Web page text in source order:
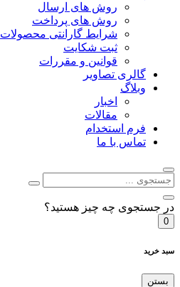
روش های ارسال
روش های پرداخت
شرایط گارانتی محصولات
ثبت شکایت
قوانین و مقررات
گالری تصاویر
وبلاگ
اخبار
مقالات
فرم استخدام
تماس با ما
در جستجوی چه چیز هستید؟
0
سبد خرید
بستن